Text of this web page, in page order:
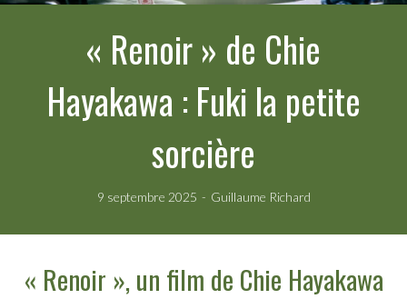
« Renoir » de Chie
Hayakawa : Fuki la petite
sorcière
9 septembre 2025 Guillaume Richard
« Renoir », un film de Chie Hayakawa